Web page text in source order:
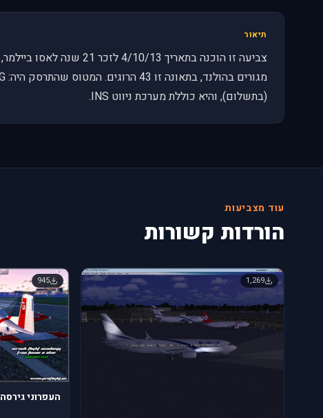
תיאור
(בתשלום), והיא כוללת מערכת ניווט INS.
עוד מצביעות
הורדות קשורות
1,269
945
העפרוני גירסה 2.0a